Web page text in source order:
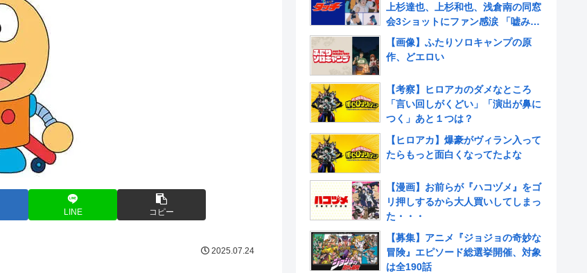
LINE コピー
2025.07.24
上杉達也、上杉和也、浅倉南の同窓
会3ショットにファン感涙 「嘘みた
いだろ…また三人揃ってるんだぜ」
【画像】ふたりソロキャンプの原
作、どエロい
【考察】ヒロアカのダメなところ
「言い回しがくどい」「演出が鼻に
つく」あと１つは？
【ヒロアカ】爆豪がヴィラン入って
たらもっと面白くなってたよな
【漫画】お前らが『ハコヅメ』をゴ
リ押しするから大人買いしてしまっ
た・・・
【募集】アニメ『ジョジョの奇妙な
冒険』エピソード総選挙開催、対象
は全190話